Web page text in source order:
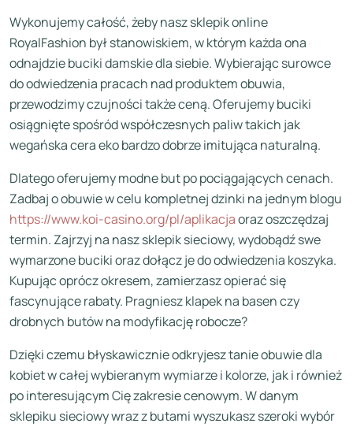
Wykonujemy całość, żeby nasz sklepik online
RoyalFashion był stanowiskiem, w którym każda ona
odnajdzie buciki damskie dla siebie. Wybierając surowce
do odwiedzenia pracach nad produktem obuwia,
przewodzimy czujności także ceną. Oferujemy buciki
osiągnięte spośród współczesnych paliw takich jak
wegańska cera eko bardzo dobrze imitująca naturalną.
Dlatego oferujemy modne but po pociągających cenach.
Zadbaj o obuwie w celu kompletnej dzinki na jednym blogu
https://www.koi-casino.org/pl/aplikacjaoraz oszczędzaj
termin. Zajrzyj na nasz sklepik sieciowy, wydobądź swe
wymarzone buciki oraz dołącz je do odwiedzenia koszyka.
Kupując oprócz okresem, zamierzasz opierać się
fascynujące rabaty. Pragniesz klapek na basen czy
drobnych butów na modyfikację robocze?
Dzięki czemu błyskawicznie odkryjesz tanie obuwie dla
kobiet w całej wybieranym wymiarze i kolorze, jak i również
po interesującym Cię zakresie cenowym. W danym
sklepiku sieciowy wraz z butami wyszukasz szeroki wybór